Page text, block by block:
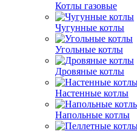
Котлы газовые
Чугунные котлы
Угольные котлы
Дровяные котлы
Настенные котлы
Напольные котлы